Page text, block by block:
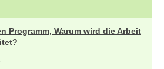
Programm, Warum wird die Arbeit